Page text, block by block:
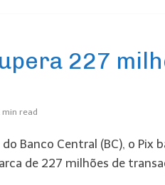
227
min read
Banco Central (BC), o
de 227 milhões de